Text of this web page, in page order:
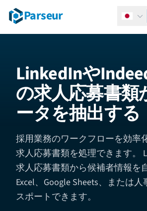
Parseur 日
LinkedInや
の求人応募書類
ータを抽出する
採用業務のワークフローを効率
求人応募書類を処理できます。
求人応募書類から候補者情報を
Excel、Google Sheets、または
スポートできます。